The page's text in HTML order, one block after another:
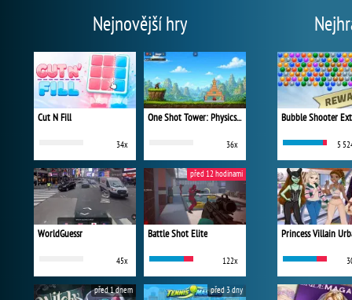
Nejnovější hry
Cut N Fill
34x
One Shot Tower: Physics Destroyer
36x
WorldGuessr
45x
Battle Shot Elite
122x
před 12 hodinami
před 1 dnem před 3 dny
Bubble Shooter
5